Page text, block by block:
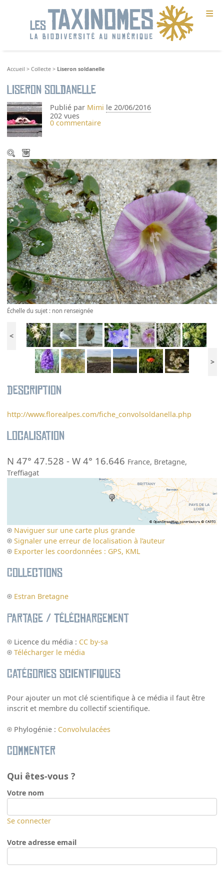
≡
Accueil >Collecte > Liseron soldanelle
Liseron soldanelle
Publié par Mimi le 20/06/2016
202 vues
0 commentaire
Échelle du sujet : non renseignée
<
>
Description
http://www.florealpes.com/fiche_convolsoldanella.php
Localisation
N 47° 47.528 -W 4° 16.646 France, Bretagne,
Treffiagat
Naviguer sur une carte plus grande
Signaler une erreur de localisation à l’auteur
Exporter les coordonnées : GPS, KML
Collections
Estran Bretagne
Partage / Téléchargement
Licence du média : CC by-sa
Télécharger le média
Catégories scientifiques
Pour ajouter un mot clé scientifique à ce média il faut être
inscrit et membre du collectif scientifique.
Phylogénie : Convolvulacées
Commenter
Qui êtes-vous ?
Votre nom
Se connecter
Votre adresse email